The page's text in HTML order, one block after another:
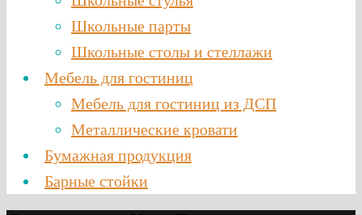
Школьные парты
Школьные столы и стеллажи
Мебель для гостиниц
Мебель для гостиниц из ДСП
Металлические кровати
Бумажная продукция
Барные стойки